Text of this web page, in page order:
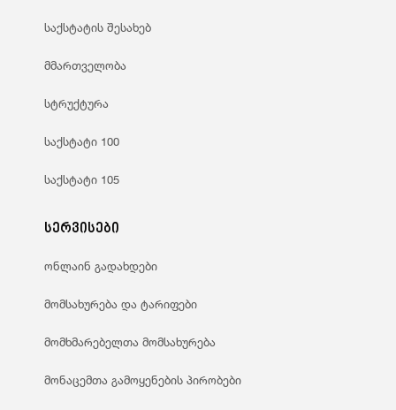
საქსტატის შესახებ
მმართველობა
სტრუქტურა
საქსტატი 100
საქსტატი 105
სერვისები
ონლაინ გადახდები
მომსახურება და ტარიფები
მომხმარებელთა მომსახურება
მონაცემთა გამოყენების პირობები